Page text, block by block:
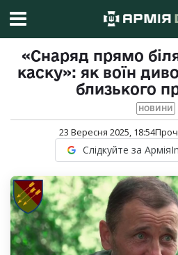
«Снаряд прямо
каску»: як воїн
близького
НОВИНИ
23 Вересня 2025, 18:54
Слідкуйте за